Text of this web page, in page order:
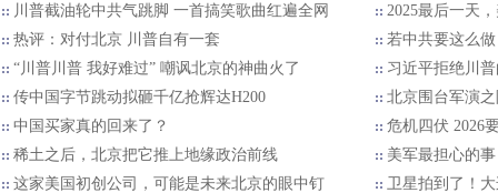
川普截油轮中共气跳脚 一首搞笑歌曲红遍全网
2025最后一天
热评：对付北京 川普自有一套
若中共要这么
“川普川普 我好难过” 嘲讽北京的神曲火了
习近平拒绝川普
传中国字节跳动拟砸千亿抢辉达H200
北京围台军演
中国买家真的回来了？
危机四伏 2026
稀土之后，北京把它推上地缘政治前线
美军最担心的
这家美国初创公司，可能是未来北京的眼中钉
卫星拍到了！